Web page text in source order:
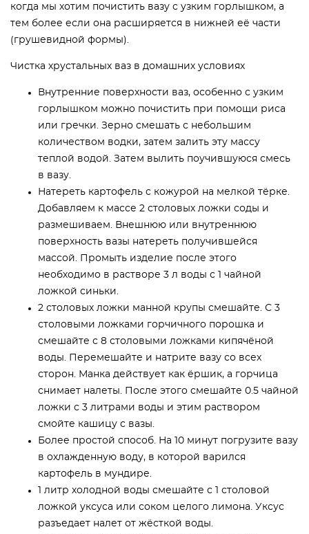
когда мы хотим почистить вазу с узким горлышком, а
тем более если она расширяется в нижней её части
(грушевидной формы).
Чистка хрустальных ваз в домашних условиях
Внутренние поверхности ваз, особенно с узким
горлышком можно почистить при помощи риса
или гречки. Зерно смешать с небольшим
количеством водки, затем залить эту массу
теплой водой. Затем вылить поучившуюся смесь
в вазу.
Натереть картофель с кожурой на мелкой тёрке.
Добавляем к массе 2 столовых ложки соды и
размешиваем. Внешнюю или внутреннюю
поверхность вазы натереть получившейся
массой. Промыть изделие после этого
необходимо в растворе 3 л воды с 1 чайной
ложкой синьки.
2 столовых ложки манной крупы смешайте. С 3
столовыми ложками горчичного порошка и
смешайте с 8 столовыми ложками кипячёной
воды. Перемешайте и натрите вазу со всех
сторон. Манка действует как ёршик, а горчица
снимает налеты. После этого смешайте 0.5 чайной
ложки с 3 литрами воды и этим раствором
смойте кашицу с вазы.
Более простой способ. На 10 минут погрузите вазу
в охлажденную воду, в которой варился
картофель в мундире.
1 литр холодной воды смешайте с 1 столовой
ложкой уксуса или соком целого лимона. Уксус
разъедает налет от жёсткой воды.